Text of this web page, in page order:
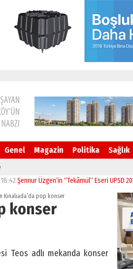
Genel Magazin Politika Sağlık
Üzgen’in “Tekâmül” Eseri UPSD 2026
Kınalıada’da pop konser
konser
Teos adlı mekanda konser